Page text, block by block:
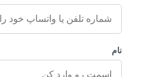
نام